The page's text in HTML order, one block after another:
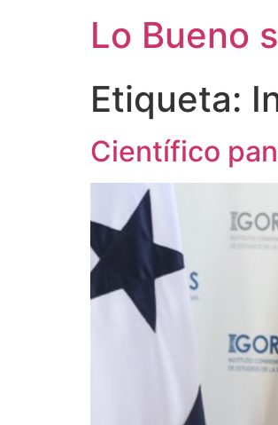
Lo Bueno
Etiqueta:
Científico